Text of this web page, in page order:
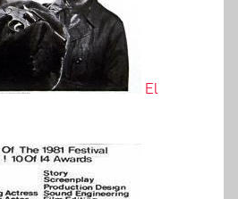
El